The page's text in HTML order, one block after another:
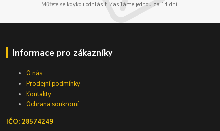
Můžete se kdykoli odhlásit. Zasíláme jednou za 14 dní.
Informace pro zákazníky
O nás
Prodejní podmínky
Kontakty
Ochrana soukromí
IČO: 28574249